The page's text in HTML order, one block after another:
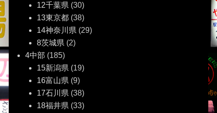
12千葉県 (30)
13東京都(38)
14神奈川県 (29)
8茨城県 (2)
4中部 (185)
15新潟県 (19)
16富山県 (9)
17石川県 (38)
18福井県 (33)